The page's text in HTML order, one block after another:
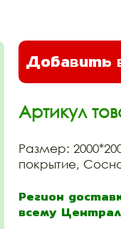
Добавить
Артикул
Размер:
покрытие,
Регион
всему